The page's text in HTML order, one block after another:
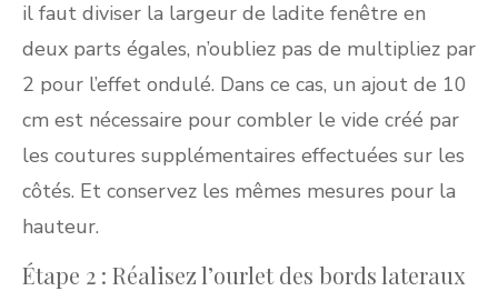
il faut diviser la largeur de ladite fenêtre en
deux parts égales, n’oubliez pas de multipliez par
2 pour l’effet ondulé. Dans ce cas, un ajout de 10
cm est nécessaire pour combler le vide créé par
les coutures supplémentaires effectuées sur les
côtés. Et conservez les mêmes mesures pour la
hauteur.
Étape 2 : Réalisez l’ourlet des bords lateraux